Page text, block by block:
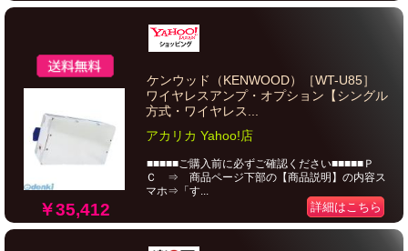
￥35,412
ケンウッド（KENWOOD）［WT-U85］
ワイヤレスアンプ・オプション【シングル
方式・ワイヤレス...
アカリカ Yahoo!店
■■■■■ご購入前に必ずご確認ください■■■■■Ｐ
Ｃ ⇒ 商品ページ下部の【商品説明】の内容ス
マホ⇒「す...
詳細はこちら